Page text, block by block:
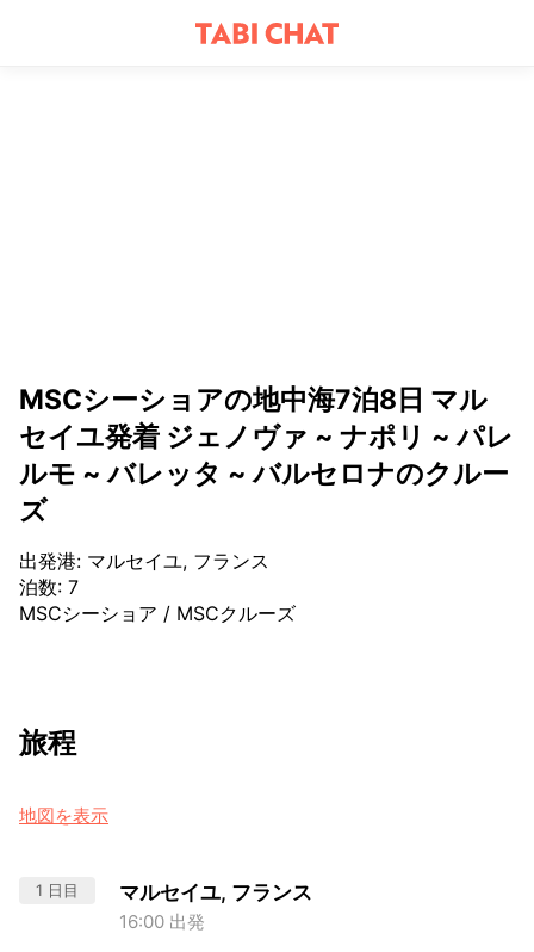
MSCシーショアの地中海7泊8日 マル
セイユ発着 ジェノヴァ ~ ナポリ ~ パレ
ルモ ~ バレッタ ~ バルセロナのクルー
ズ
出発港: マルセイユ, フランス
泊数: 7
MSCシーショア / MSCクルーズ
旅程
地図を表示
1 日目 マルセイユ, フランス
16:00 出発